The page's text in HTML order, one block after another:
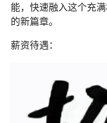
能，快速融入这个充
的新篇章。
薪资待遇：